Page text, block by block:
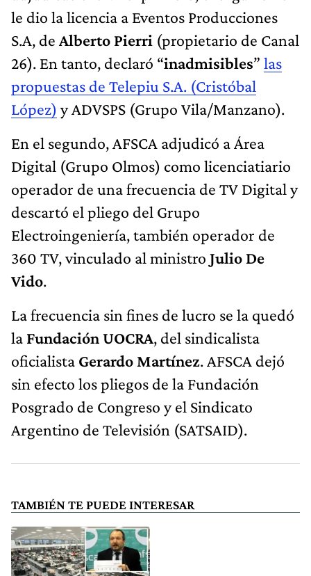
le dio la licencia a Eventos Producciones
S.A, de Alberto Pierri (propietario de Canal
26). En tanto, declaró “inadmisibles” las
propuestas de Telepiu S.A. (Cristóbal
López) y ADVSPS (Grupo Vila/Manzano).
En el segundo, AFSCA adjudicó a Área
Digital (Grupo Olmos) como licenciatiario
operador de una frecuencia de TV Digital y
descartó el pliego del Grupo
Electroingeniería, también operador de
360 TV, vinculado al ministro Julio De
Vido.
La frecuencia sin fines de lucro se la quedó
la Fundación UOCRA, del sindicalista
oficialista Gerardo Martínez. AFSCA dejó
sin efecto los pliegos de la Fundación
Posgrado de Congreso y el Sindicato
Argentino de Televisión (SATSAID).
TAMBIÉN TE PUEDE INTERESAR